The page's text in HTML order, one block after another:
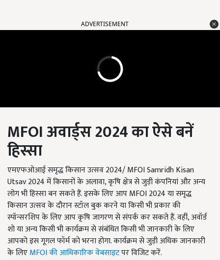
ADVERTISEMENT
MFOIअवार्ड्स 2024का ऐसे बनें
हिस्सा
एमएफओआई समृद्ध किसान उत्सव 2024/ MFOI Samridh Kisan
Utsav 2024 में किसानों के अलावा, कृषि क्षेत्र से जुड़ी कंपनियां और अन्य
लोग भी हिस्सा बन सकते हैं. इसके लिए आप MFOI 2024 या समृद्ध
किसान उत्सव के दौरान स्टॉल बुक करने या किसी भी प्रकार की
स्पॉन्सरशिप के लिए आप कृषि जागरण से संपर्क कर सकते हैं. वहीं, अवॉर्ड
शो या अन्य किसी भी कार्यक्रम से संबंधित किसी भी जानकारी के लिए
आपको इस गूगल फॉर्म को भरना होगा. कार्यक्रम से जुड़ी अधिक जानकारी
के लिएMFOI की आधिकारिक वेबसाइटपर विजिट करें.